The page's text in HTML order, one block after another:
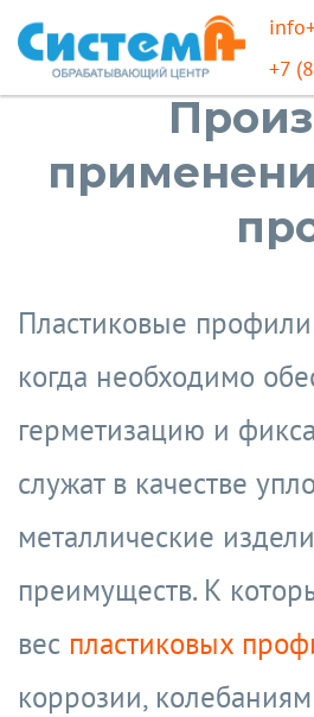
+7
Пластиковые
когда необходимо
герметизацию и
служат в качестве
металлические
преимуществ. К
вес пластиковых
коррозии,